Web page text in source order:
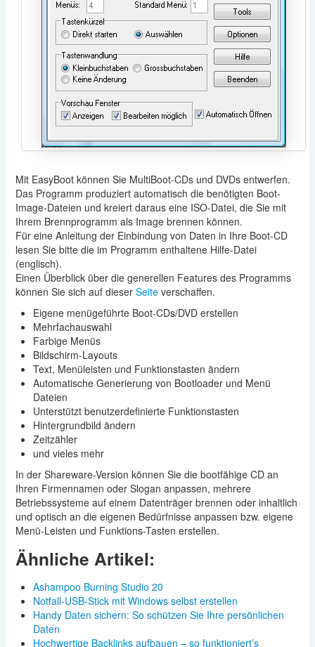
Mit EasyBoot können Sie MultiBoot-CDs und DVDs entwerfen.
Das Programm produziert automatisch die benötigten Boot-
Image-Dateien und kreiert daraus eine ISO-Datei, die Sie mit
Ihrem Brennprogramm als Image brennen können.
Für eine Anleitung der Einbindung von Daten in Ihre Boot-CD
lesen Sie bitte die im Programm enthaltene Hilfe-Datei
(englisch).
Einen Überblick über die generellen Features des Programms
können Sie sich auf dieser Seiteverschaffen.
Eigene menügeführte Boot-CDs/DVD erstellen
Mehrfachauswahl
Farbige Menüs
Bildschirm-Layouts
Text, Menüleisten und Funktionstasten ändern
Automatische Generierung von Bootloader und Menü
Dateien
Unterstützt benutzerdefinierte Funktionstasten
Hintergrundbild ändern
Zeitzähler
und vieles mehr
In der Shareware-Version können Sie die bootfähige CD an
Ihren Firmennamen oder Slogan anpassen, mehrere
Betriebssysteme auf einem Datenträger brennen oder inhaltlich
und optisch an die eigenen Bedürfnisse anpassen bzw. eigene
Menü-Leisten und Funktions-Tasten erstellen.
Ähnliche Artikel:
Ashampoo Burning Studio 20
Notfall-USB-Stick mit Windows selbst erstellen
Handy Daten sichern: So schützen Sie Ihre persönlichen
Daten
Hochwertige Backlinks aufbauen – so funktioniert’s